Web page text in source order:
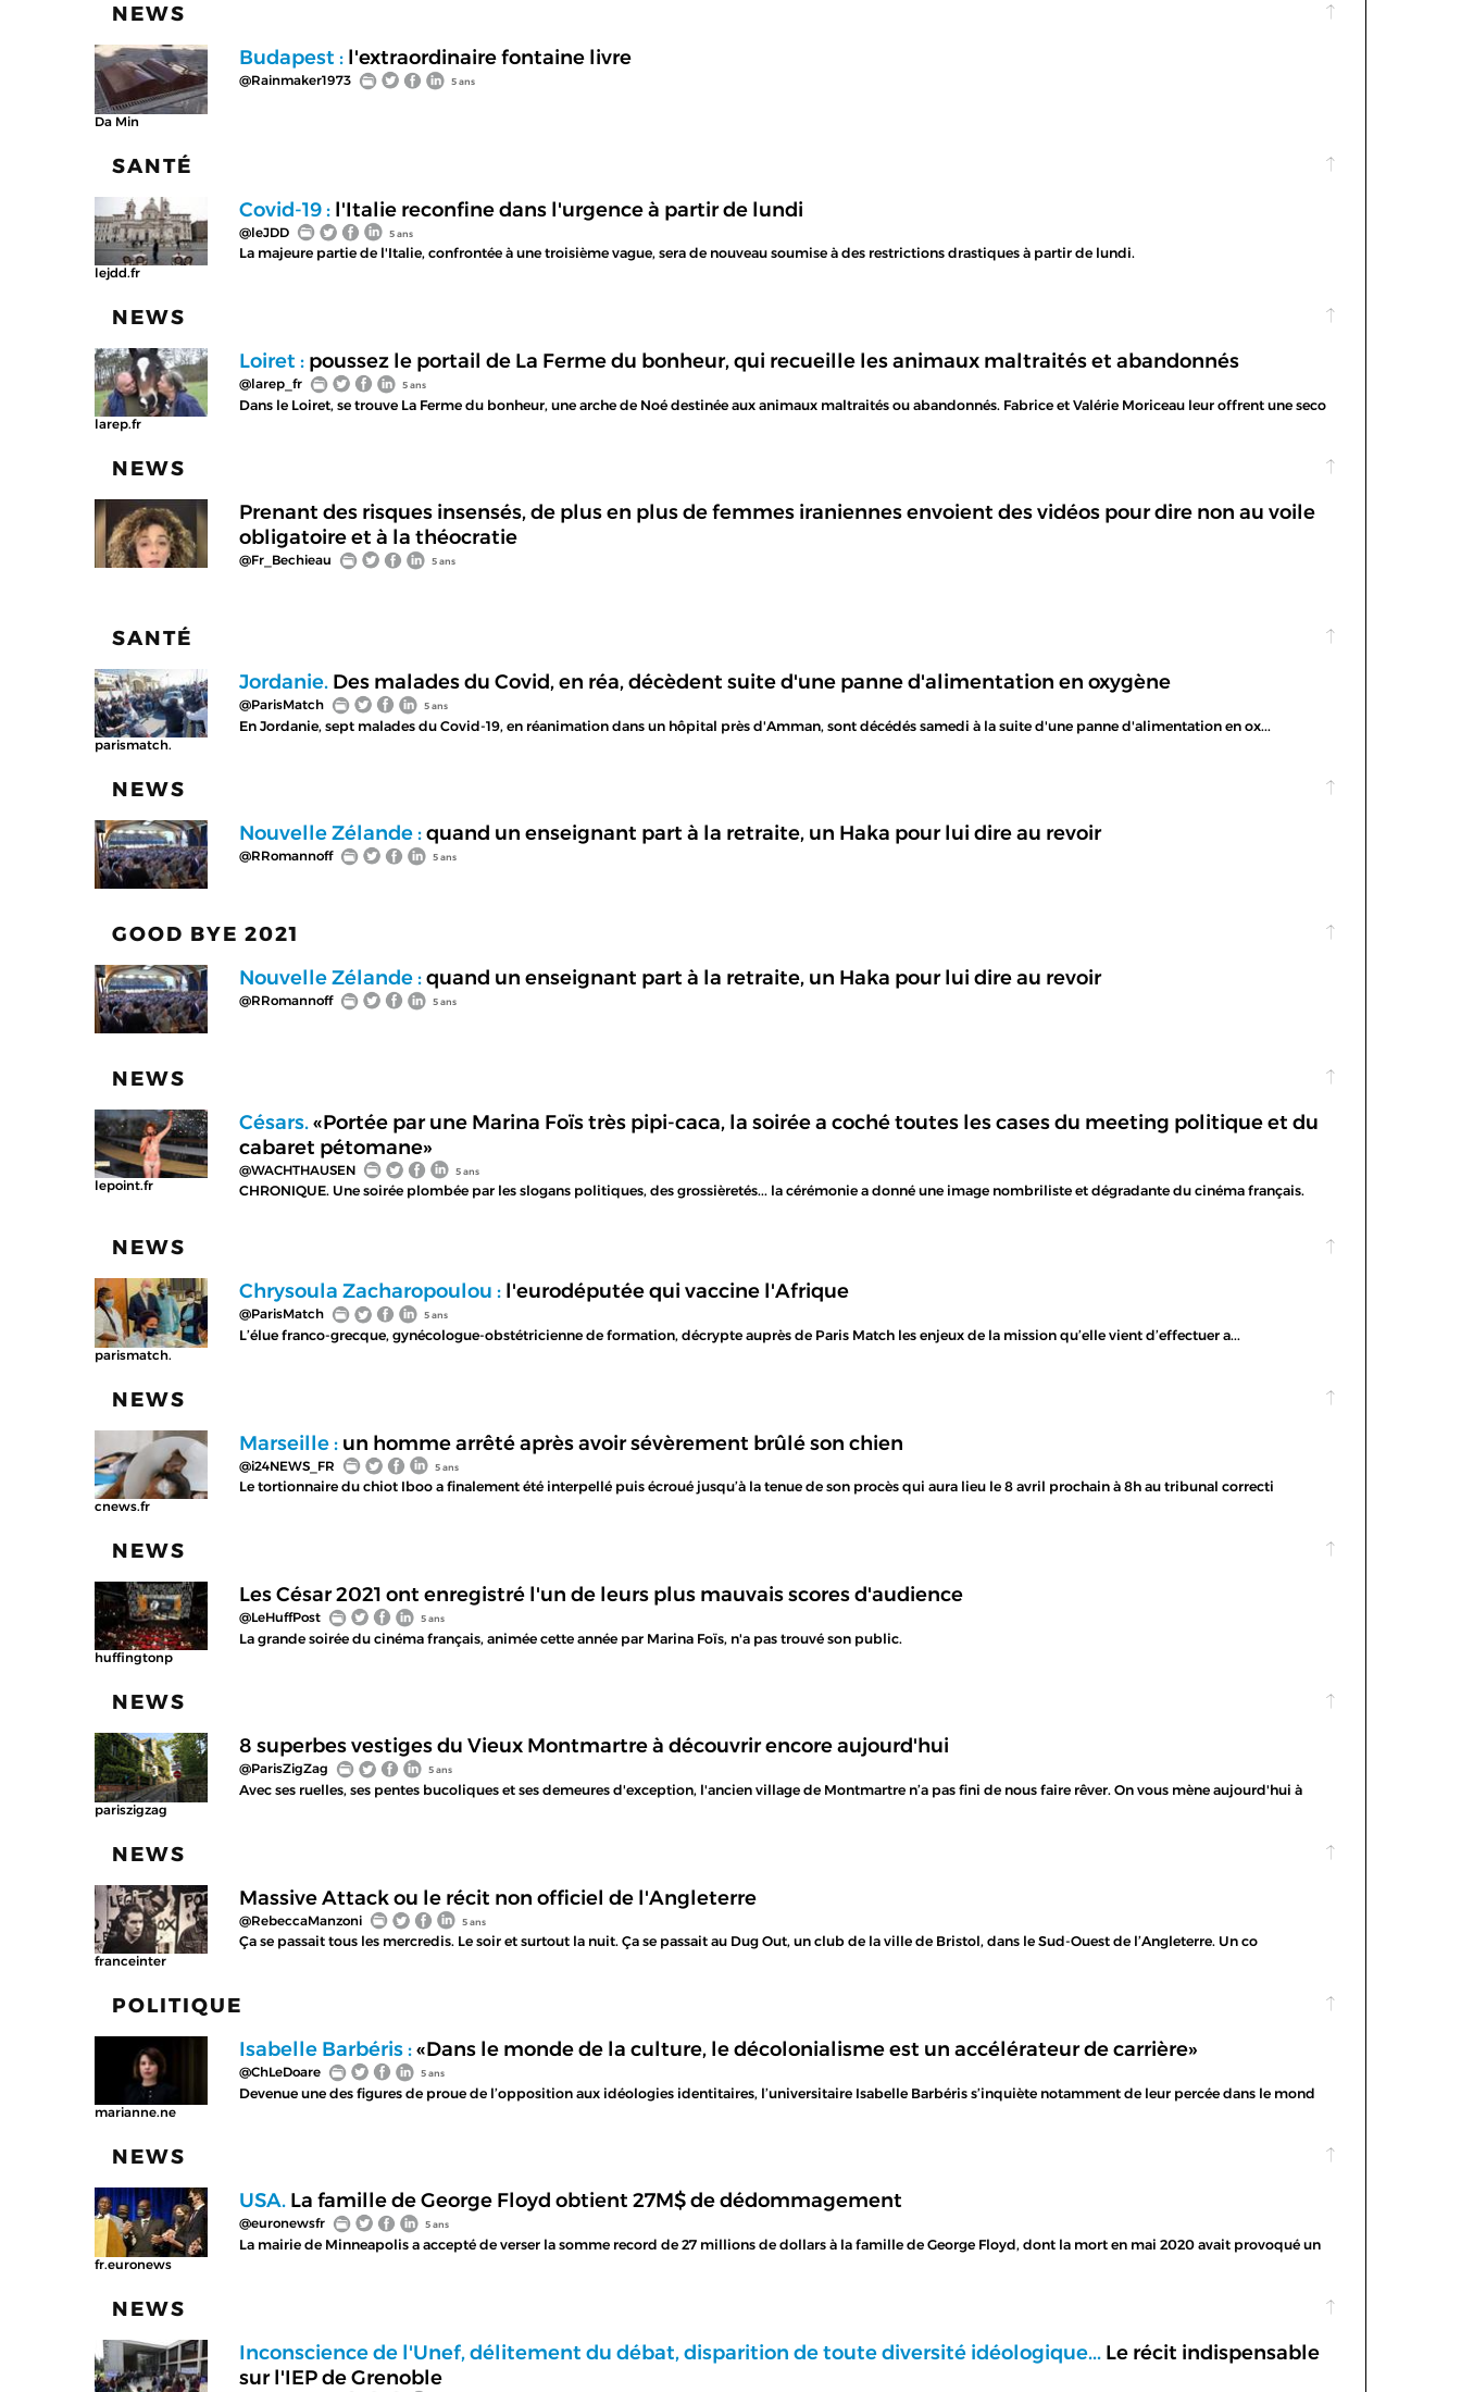
NEWS
Da Min
Budapest : l'extraordinaire fontaine livre
@Rainmaker1973 5 ans
SANTÉ
lejdd.fr
Covid-19 : l'Italie reconfine dans l'urgence à partir de lundi
@leJDD 5 ans
La majeure partie de l'Italie, confrontée à une troisième vague, sera de nouveau soumise à des restrictions drastiques à partir de lundi.
NEWS
larep.fr
Loiret : poussez le portail de La Ferme du bonheur, qui recueille les animaux maltraités et abandonnés
@larep_fr 5 ans
Dans le Loiret, se trouve La Ferme du bonheur, une arche de Noé destinée aux animaux maltraités ou abandonnés. Fabrice et Valérie Moriceau leur offrent une seco
NEWS
Prenant des risques insensés, de plus en plus de femmes iraniennes envoient des vidéos pour dire non au voile
obligatoire et à la théocratie
@Fr_Bechieau 5 ans
SANTÉ
parismatch.
Jordanie. Des malades du Covid, en réa, décèdent suite d'une panne d'alimentation en oxygène
@ParisMatch 5 ans
En Jordanie, sept malades du Covid-19, en réanimation dans un hôpital près d'Amman, sont décédés samedi à la suite d'une panne d'alimentation en ox...
NEWS
Nouvelle Zélande :quand un enseignant part à la retraite, un Haka pour lui dire au revoir
@RRomannoff 5 ans
GOOD BYE 2021
Nouvelle Zélande :quand un enseignant part à la retraite, un Haka pour lui dire au revoir
@RRomannoff 5 ans
NEWS
lepoint.fr
Césars.«Portée par une Marina Foïs très pipi-caca, la soirée a coché toutes les cases du meeting politique et du
cabaret pétomane»
@WACHTHAUSEN 5 ans
CHRONIQUE. Une soirée plombée par les slogans politiques, des grossièretés... la cérémonie a donné une image nombriliste et dégradante du cinéma français.
NEWS
parismatch.
Chrysoula Zacharopoulou : l'eurodéputée qui vaccine l'Afrique
@ParisMatch 5 ans
L’élue franco-grecque, gynécologue-obstétricienne de formation, décrypte auprès de Paris Match les enjeux de la mission qu’elle vient d’effectuer a...
NEWS
cnews.fr
Marseille : un homme arrêté après avoir sévèrement brûlé son chien
@i24NEWS_FR 5 ans
Le tortionnaire du chiot Iboo a finalement été interpellé puis écroué jusqu’à la tenue de son procès qui aura lieu le 8 avril prochain à 8h au tribunal correcti
NEWS
huffingtonp
Les César 2021 ont enregistré l'un de leurs plus mauvais scores d'audience
@LeHuffPost 5 ans
La grande soirée du cinéma français, animée cette année par Marina Foïs, n'a pas trouvé son public.
NEWS
pariszigzag
8 superbes vestiges du Vieux Montmartre à découvrir encore aujourd'hui
@ParisZigZag 5 ans
Avec ses ruelles, ses pentes bucoliques et ses demeures d'exception, l'ancien village de Montmartre n’a pas fini de nous faire rêver. On vous mène aujourd'hui à
NEWS
franceinter
Massive Attack ou le récit non officiel de l'Angleterre
@RebeccaManzoni 5 ans
Ça se passait tous les mercredis. Le soir et surtout la nuit. Ça se passait au Dug Out, un club de la ville de Bristol, dans le Sud-Ouest de l’Angleterre. Un co
POLITIQUE
marianne.ne
Isabelle Barbéris :«Dans le monde de la culture, le décolonialisme est un accélérateur de carrière»
@ChLeDoare 5 ans
Devenue une des figures de proue de l’opposition aux idéologies identitaires, l’universitaire Isabelle Barbéris s’inquiète notamment de leur percée dans le mond
NEWS
fr.euronews
USA. La famille de George Floyd obtient 27M$ de dédommagement
@euronewsfr 5 ans
La mairie de Minneapolis a accepté de verser la somme record de 27 millions de dollars à la famille de George Floyd, dont la mort en mai 2020 avait provoqué un
NEWS
Inconscience de l'Unef, délitement du débat, disparition de toute diversité idéologique... Le récit indispensable
sur l'IEP de Grenoble